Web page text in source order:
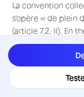
La convention
s'opère « de plein
(article 7.2, II). En
transfert alors
voir son refus
Cependant, la
apporté des